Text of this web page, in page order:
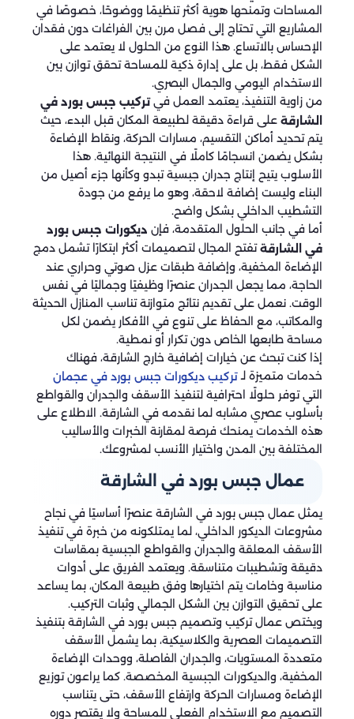
المساحات وتمنحها هوية أكثر تنظيمًا ووضوحًا، خصوصًا في
المشاريع التي تحتاج إلى فصل مرن بين الفراغات دون فقدان
الإحساس بالاتساع. هذا النوع من الحلول لا يعتمد على
الشكل فقط، بل على إدارة ذكية للمساحة تحقق توازن بين
الاستخدام اليومي والجمال البصري.
من زاوية التنفيذ، يعتمد العمل فيتركيب جبس بورد في
الشارقة على قراءة دقيقة لطبيعة المكان قبل البدء، حيث
يتم تحديد أماكن التقسيم، مسارات الحركة، ونقاط الإضاءة
بشكل يضمن انسجامًا كاملًا في النتيجة النهائية. هذا
الأسلوب يتيح إنتاج جدران جبسية تبدو وكأنها جزء أصيل من
البناء وليست إضافة لاحقة، وهو ما يرفع من جودة
التشطيب الداخلي بشكل واضح.
أما في جانب الحلول المتقدمة، فإن ديكورات جبس بورد
في الشارقةتفتح المجال لتصميمات أكثر ابتكارًا تشمل دمج
الإضاءة المخفية، وإضافة طبقات عزل صوتي وحراري عند
الحاجة، مما يجعل الجدران عنصرًا وظيفيًا وجماليًا في نفس
الوقت. نعمل على تقديم نتائج متوازنة تناسب المنازل الحديثة
والمكاتب، مع الحفاظ على تنوع في الأفكار يضمن لكل
مساحة طابعها الخاص دون تكرار أو نمطية.
إذا كنت تبحث عن خيارات إضافية خارج الشارقة، فهناك
خدمات متميزة لـتركيب ديكورات جبس بورد في عجمان
التي توفر حلولًا احترافية لتنفيذ الأسقف والجدران والقواطع
بأسلوب عصري مشابه لما نقدمه في الشارقة. الاطلاع على
هذه الخدمات يمنحك فرصة لمقارنة الخبرات والأساليب
المختلفة بين المدن واختيار الأنسب لمشروعك.
عمال جبس بورد في الشارقة
يمثل عمال جبس بورد في الشارقة عنصرًا أساسيًا في نجاح
مشروعات الديكور الداخلي، لما يمتلكونه من خبرة في تنفيذ
الأسقف المعلقة والجدران والقواطع الجبسية بمقاسات
دقيقة وتشطيبات متناسقة. ويعتمد الفريق على أدوات
مناسبة وخامات يتم اختيارها وفق طبيعة المكان، بما يساعد
على تحقيق التوازن بين الشكل الجمالي وثبات التركيب.
ويختص عمال تركيب وتصميم جبس بورد في الشارقة بتنفيذ
التصميمات العصرية والكلاسيكية، بما يشمل الأسقف
متعددة المستويات، والجدران الفاصلة، ووحدات الإضاءة
المخفية، والديكورات الجبسية المخصصة. كما يراعون توزيع
الإضاءة ومسارات الحركة وارتفاع الأسقف، حتى يتناسب
التصميم مع الاستخدام الفعلي للمساحة ولا يقتصر دوره